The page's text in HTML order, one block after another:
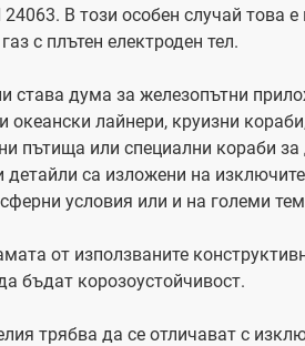
24063. В този особен случай това
с плътен електроден тел.
става дума за железопътни
океански лайнери, круизни
пътища или специални кораби
детайли са изложени на
условия или и на големи
от използваните
бъдат корозоустойчивост.
трябва да се отличават с